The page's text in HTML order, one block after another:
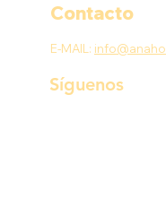
Contacto
E-MAIL:
Síguenos